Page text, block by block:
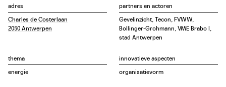
In het appartementsgebouw Brabo I op Linkeroever in
Antwerpen hebben 150 privé-eigenaars de handen in
elkaar geslagen voor een uitgebreide renovatiestrategie
waartoe het architectenbureau Gevelinzicht en technisch
expert Tecon behoren, om de bewoners bij te staan
adres
Charles de Costerlaan
2050 Antwerpen
partners en actoren
Gevelinzicht, Tecon, FVWW,
Bollinger-Grohmann, VME Brabo I,
stad Antwerpen
thema
energie
innovatieve aspecten
organisatievorm